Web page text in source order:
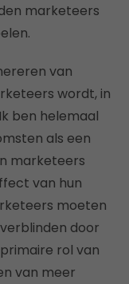
marketeers
van
wordt, in
ben helemaal
als een
marketeers
van hun
moeten
door
rol van
van meer